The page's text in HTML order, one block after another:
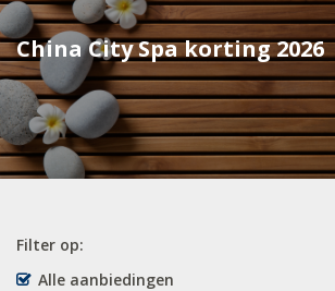
China City Spa korting 2026
Filter op:
Alle aanbiedingen